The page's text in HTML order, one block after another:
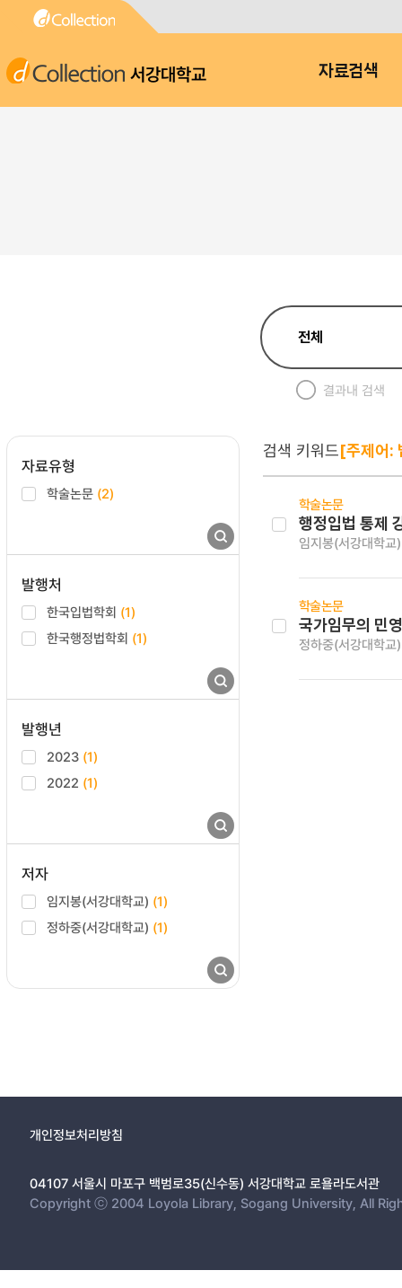
서강대학교 자료검색
결과내 검색
자료유형
학술논문 (2)
발행처
한국입법학회 (1)
한국행정법학회 (1)
발행년
2023 (1)
2022 (1)
저자
임지봉(서강대학교) (1)
정하중(서강대학교) (1)
검색 키워드[주제어:
학술논문
행정입법 통제
임지봉(서강대학교)
학술논문
국가임무의 민
정하중(서강대학교)
개인정보처리방침
04107 서울시 마포구 백범로35(신수동) 서강대학교 로욜라도서관
Copyright ⓒ 2004 Loyola Library, Sogang University, All